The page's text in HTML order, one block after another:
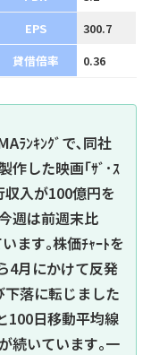
EPS
300.7
貸借倍率 0.36
ﾗﾝｷﾝｸﾞで､同社
作した映画｢ｻﾞ･ｽ
収入が100億円を
週は前週末比
ます｡株価ﾁｬｰﾄを
4月にかけて反発
下落に転じました
100日移動平均線
続いています｡一